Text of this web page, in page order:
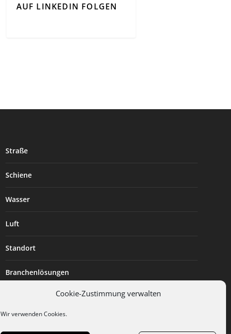
Cookie-Zustimmung verwalten
Wir verwenden Cookies.
AUF LINKEDIN FOLGEN
Straße
Schiene
Wasser
Luft
Standort
Branchenlösungen